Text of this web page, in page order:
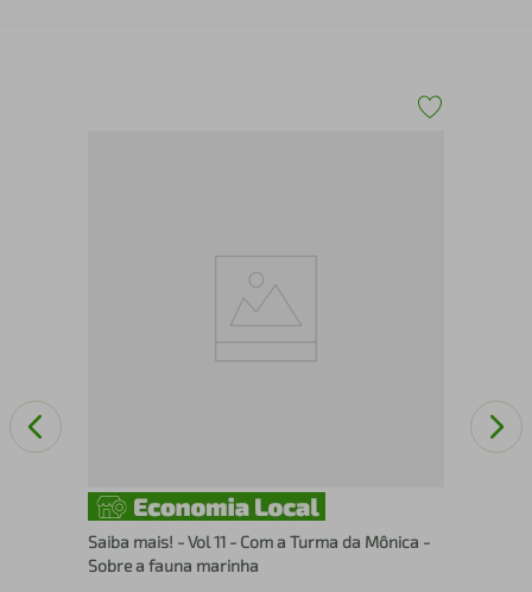
Saiba mais! - Vol 11 - Com a Turma da Mônica -
Sobre a fauna marinha